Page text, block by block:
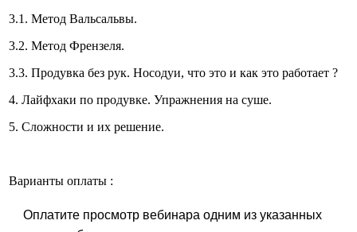
3.1. Метод Вальсальвы.
3.2. Метод Френзеля.
3.3. Продувка без рук. Носодуи, что это и как это работает ?
4. Лайфхаки по продувке. Упражнения на суше.
5. Сложности и их решение.
Варианты оплаты :
Оплатите просмотр вебинара одним из указанных